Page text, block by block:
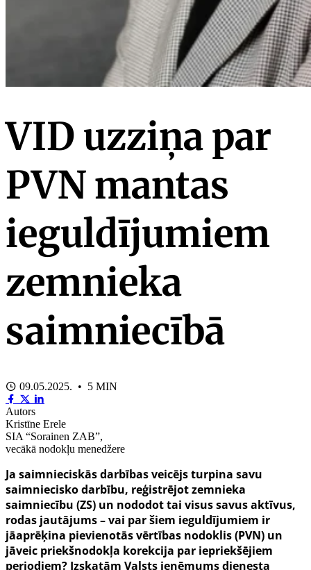
VID uzziņa par
PVN mantas
ieguldījumiem
zemnieka
saimniecībā
09.05.2025. • 5 MIN
Autors
Kristīne Erele
SIA “Sorainen ZAB”,
vecākā nodokļu menedžere
Ja saimnieciskās darbības veicējs turpina savu
saimniecisko darbību, reģistrējot zemnieka
saimniecību (ZS) un nododot tai visus savus aktīvus,
rodas jautājums – vai par šiem ieguldījumiem ir
jāaprēķina pievienotās vērtības nodoklis (PVN) un
jāveic priekšnodokļa korekcija par iepriekšējiem
periodiem? Izskatām Valsts ieņēmums dienesta